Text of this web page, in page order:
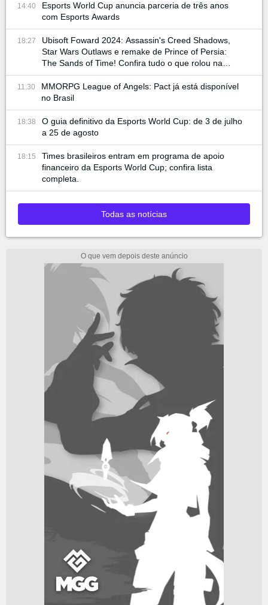
14:40
Esports World Cup anuncia parceria de três anos
com Esports Awards
18:27
Ubisoft Foward 2024: Assassin's Creed Shadows,
Star Wars Outlaws e remake de Prince of Persia:
The Sands of Time! Confira tudo o que rolou na
conferência
11:30
MMORPG League of Angels: Pact já está disponível
no Brasil
18:38
O guia definitivo da Esports World Cup: de 3 de julho
a 25 de agosto
18:15
Times brasileiros entram em programa de apoio
financeiro da Esports World Cup; confira lista
completa.
Todas as notícias